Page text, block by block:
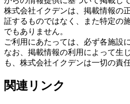
株式会社イクデンは、掲載情報の
証するものではなく、また特定の
でもありません。
ご利用にあたっては、必ず各施設
なお、掲載情報の利用によって生
も、株式会社イクデンは一切の責
関連リンク